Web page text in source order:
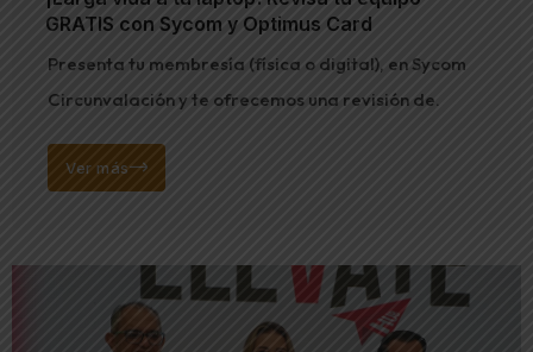
GRATIS con Sycom y Optimus Card
Presenta tu membresía (física o digital), en Sycom
Circunvalación y te ofrecemos una revisión de.
Ver más